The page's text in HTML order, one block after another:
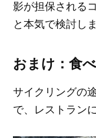
影が担保される
と本気で検討し
おまけ：食
サイクリングの
で、レストラン